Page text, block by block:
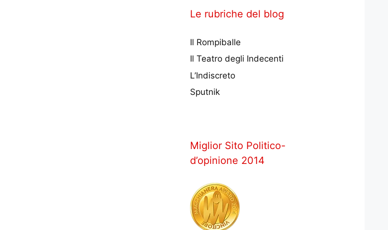
Le rubriche del blog
Il Rompiballe
Il Teatro degli Indecenti
L’Indiscreto
Sputnik
Miglior Sito Politico-
d’opinione 2014